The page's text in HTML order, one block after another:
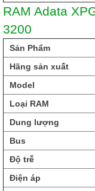
RAM Adata
3200
Sản Phẩm
Hãng sản xuất
Model
Loại RAM
Dung lượng
Bus
Độ trễ
Điện áp